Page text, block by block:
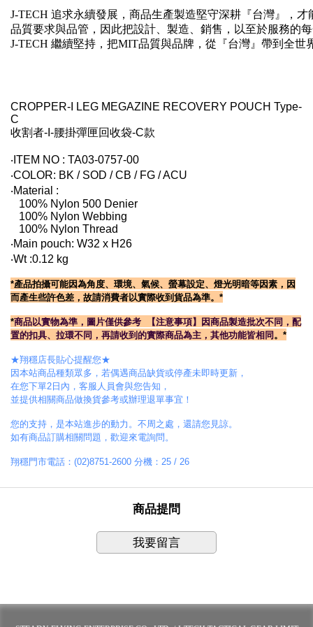
J-TECH 追求永續發展，商品生產製造堅守深耕『台灣』，
品質要求與品管，因此把設計、製造、銷售，以至於服務的
J-TECH 繼續堅持，把MIT品質與品牌，從『台灣』帶到全世
CROPPER-I LEG MEGAZINE RECOVERY POUCH Type-
C
收割者-I-腰掛彈匣回收袋-C款
‧ITEM NO : TA03-0757-00
‧COLOR: BK / SOD / CB / FG / ACU
‧Material :
100% Nylon 500 Denier
100% Nylon Webbing
100% Nylon Thread
‧Main pouch: W32 x H26
‧Wt :0.12 kg
*產品拍攝可能因為角度、環境、氣候、螢幕設定、燈光明暗等因素，因
而產生些許色差，故請消費者以實際收到貨品為準。*
*商品以實物為準，圖片僅供參考 【注意事項】
因商品製造批次不同，配
置的扣具、拉環不同 ， 再請收到的實際商品為主，其他功能皆相同 。*
★翔穩店長貼心提醒您★
因本站商品種類眾多，若偶遇商品缺貨或停產未即時更新，
在您下單2日內，客服人員會與您告知，
並提供相關商品做換貨參考或辦理退單事宜！
您的支持，是本站進步的動力。不周之處，還請您見諒。
如有商品訂購相關問題，歡迎來電詢問。
翔穩門市電話：(02)8751-2600 分機：25 / 26
商品提問
我要留言